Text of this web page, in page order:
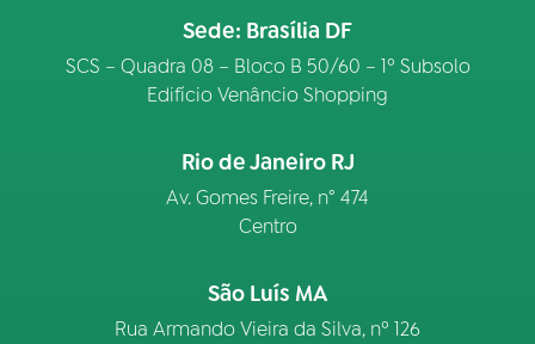
Sede: Brasília DF
SCS – Quadra 08 – Bloco B 50/60 – 1º Subsolo
Edifício Venâncio Shopping
Rio de Janeiro RJ
Av. Gomes Freire, n° 474
Centro
São Luís MA
Rua Armando Vieira da Silva, nº 126